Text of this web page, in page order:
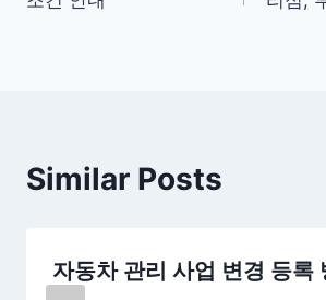
Similar Posts
자동차 관리 사업 변경 등록